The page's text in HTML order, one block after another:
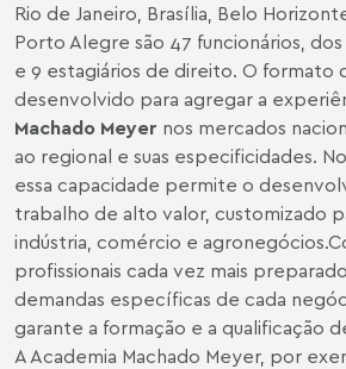
Rio de Janeiro, Brasília, Belo
Porto Alegre são 47 funcionários,
e 9 estagiários de direito. O formato
desenvolvido para agregar a
Machado Meyer nos mercados
ao regional e suas especificidades.
essa capacidade permite o
trabalho de alto valor, customizado
indústria, comércio e agronegócios.
profissionais cada vez mais
demandas específicas de cada
garante a formação e a qualificação
A Academia Machado Meyer, por